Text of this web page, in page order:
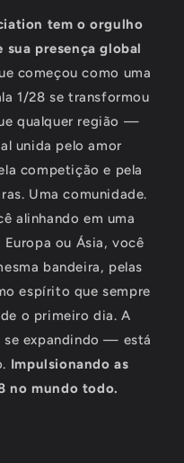
tem o orgulho
sua presença global
começou como uma
1/28 se transformou
qualquer região —
unida pelo amor
competição e pela
Uma comunidade.
alinhando em uma
ou Ásia, você
bandeira, pelas
espírito que sempre
o primeiro dia. A
se expandindo — está
Impulsionando as
no mundo todo.